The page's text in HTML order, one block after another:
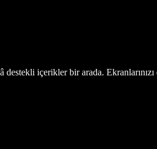
içerikler bir arada.